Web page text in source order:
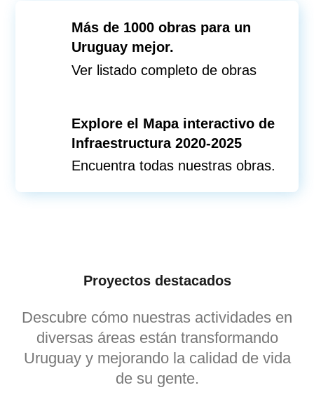
Más de 1000 obras para un
Uruguay mejor.
Ver listado completo de obras
Explore el Mapa interactivo de
Infraestructura 2020-2025
Encuentra todas nuestras obras.
Proyectos destacados
Descubre cómo nuestras actividades en
diversas áreas están transformando
Uruguay y mejorando la calidad de vida
de su gente.